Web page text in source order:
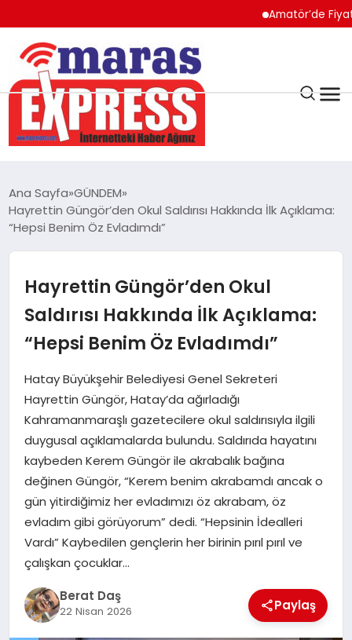
Amatör’de Fiyat
K.MARAŞ
ANDIRIN
AFŞİN
ÇAĞLAYANCERİT
BİZE ULAŞIN
GÖKSUN
TÜRKOĞLU
PAZARCIK
KÜNYE
Ana Sayfa GÜNDEM
Hayrettin Güngör’den Okul Saldırısı Hakkında İlk Açıklama:
“Hepsi Benim Öz Evladımdı”
Hayrettin Güngör’den Okul
Saldırısı Hakkında İlk Açıklama:
“Hepsi Benim Öz Evladımdı”
Hatay Büyükşehir Belediyesi Genel Sekreteri
Hayrettin Güngör, Hatay’da ağırladığı
Kahramanmaraşlı gazetecilere okul saldırısıyla ilgili
duygusal açıklamalarda bulundu. Saldırıda hayatını
kaybeden Kerem Güngör ile akrabalık bağına
değinen Güngör, “Kerem benim akrabamdı ancak o
gün yitirdiğimiz her evladımızı öz akrabam, öz
evladım gibi görüyorum” dedi. “Hepsinin İdealleri
Vardı” Kaybedilen gençlerin her birinin pırıl pırıl ve
çalışkan çocuklar…
Berat Daş
22 Nisan 2026 Paylaş